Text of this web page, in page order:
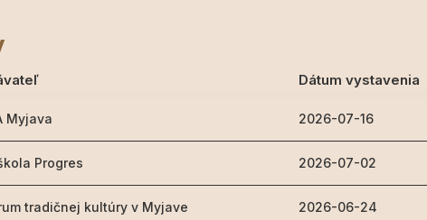
Dátum vystavenia
Myjava 2026-07-16
Progres 2026-07-02
tradičnej kultúry v Myjave 2026-06-24